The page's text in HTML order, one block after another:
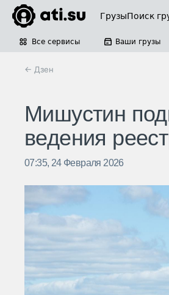
ГрузыПоиск
Все сервисы Ваши грузы
← Дзен
Мишустин
ведения
07:35, 24 Февраля 2026